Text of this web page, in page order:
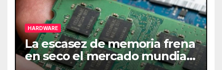
HARDWARE
La escasez de memoria frena
en seco el mercado mundial